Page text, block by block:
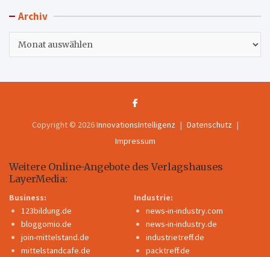
Archiv
Copyright © 2026InnovationsIntelligenz
Datenschutz
Impressum
Weitere Online-Angebote des Verlagshauses
LayerMedia:
Business:
123bildung.de
bloggomio.de
join-mittelstand.de
mittelstandcafe.de
Industrie:
news-in-industry.com
news-in-industry.de
industrietreff.de
packtreff.de